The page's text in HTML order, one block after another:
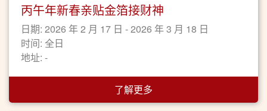
丙午年新春亲贴金箔接财神
日期: 2026 年 2 月 17 日 - 2026 年 3 月 18 日
时间: 全日
地址: -
了解更多